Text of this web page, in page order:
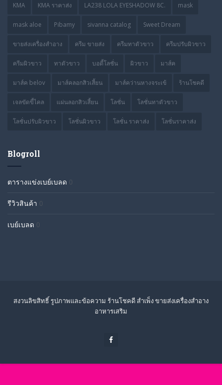
KMA KMA ราคาส่ง LA238 LOLA EYESHADOW 8C. mask
mask aloe Pibamy sivanna catalog Sweet Dream
ขายส่งเครื่องสำอาง ครีม ขายส่ง ครีมทาตัวขาว ครีมปรับผิวขาว
ครีมผิวขาว ทาตัวขาว บอดี้โลชั่น ผิวขาว มาส์ค
มาส์ค belov มาส์คลอกสิวเสี้ยน มาส์คว่านหางจระเข้ ร้านโชคดี
เจลขัดขี้ไคล แผ่นลอกสิวเสี้ยน โลชั่น โลชั่นทาตัวขาว
โลชั่นปรับผิวขาว โลชั่นผิวขาว โลชั่น ราคาส่ง โลชั่นราคาส่ง
Blogroll
ตารางแข่งเบย์เบลด 0
รีวิวสินค้า 0
เบย์เบลด 0
สงวนลิขสิทธิ์ รูปภาพและข้อความ ร้านโชคดี สำเพ็ง ขายส่งเครื่องสำอาง
อาหารเสริม